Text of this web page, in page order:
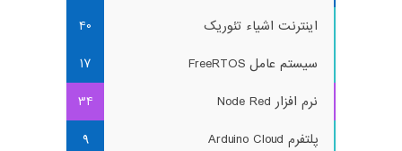
اینترنت اشیاء تئوریک
40
سیستم عامل FreeRTOS
17
نرم افزار Node Red
34
پلتفرم Arduino Cloud
9